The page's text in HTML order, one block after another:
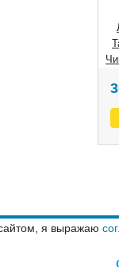
я выражаю